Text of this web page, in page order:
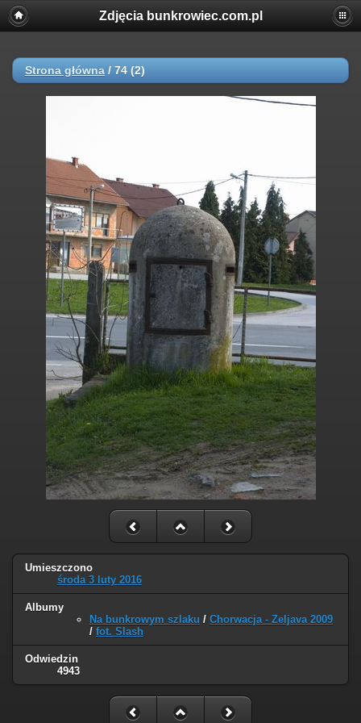
Zdjęcia bunkrowiec.com.pl
Strona główna / 74 (2)
Umieszczono
środa 3 luty 2016
Albumy
Na bunkrowym szlaku / Chorwacja - Zeljava 2009
/ fot. Slash
Odwiedzin
4943